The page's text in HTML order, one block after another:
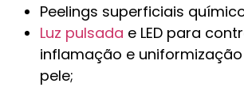
Peelings superficiais
Luz pulsada e LED para
inflamação e
pele;